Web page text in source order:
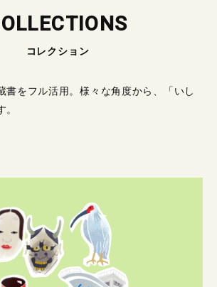
コレクション
書をフル活用。様々な角度から、「いし